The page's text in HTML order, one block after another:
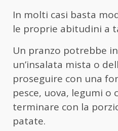
In molti casi basta
le proprie abitudini a
Un pranzo potrebbe
un’insalata mista o
proseguire con una
pesce, uova, legumi o
terminare con la
patate.